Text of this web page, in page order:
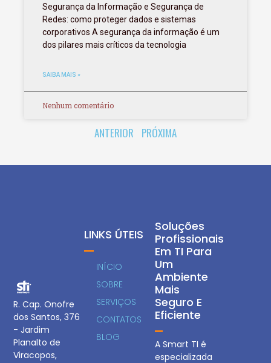
Segurança da Informação e Segurança de
Redes: como proteger dados e sistemas
corporativos A segurança da informação é um
dos pilares mais críticos da tecnologia
SAIBA MAIS »
Nenhum comentário
ANTERIOR PRÓXIMA
R. Cap. Onofre
dos Santos, 376
- Jardim
Planalto de
Viracopos,
Soluções
Profissionais
Em TI Para
Um
Ambiente
Mais
Seguro E
Eficiente
A Smart TI é
especializada
LINKS ÚTEIS
INÍCIO
SOBRE
SERVIÇOS
CONTATOS
BLOG